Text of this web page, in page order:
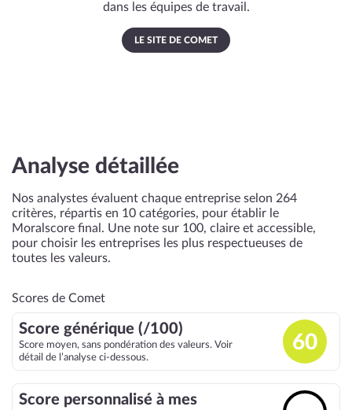
dans les équipes de travail.
LE SITE DE COMET
Analyse détaillée
Nos analystes évaluent chaque entreprise selon 264
critères, répartis en 10 catégories, pour établir le
Moralscore final. Une note sur 100, claire et accessible,
pour choisir les entreprises les plus respectueuses de
toutes les valeurs.
Scores de Comet
Score générique (/100)
Score moyen, sans pondération des valeurs. Voir
détail de l’analyse ci-dessous.
60
Score personnalisé à mes